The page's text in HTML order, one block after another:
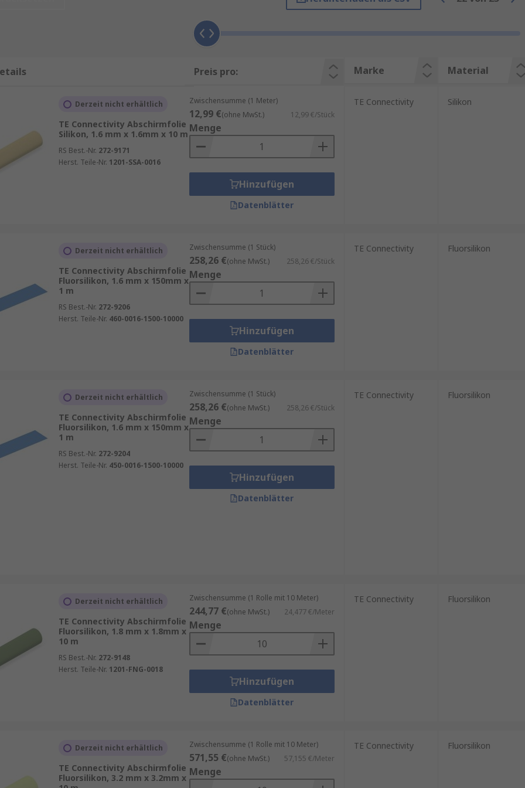
die elektromagnetische Felder absorbiert, reflektiert oder ableitet. Sie wird häufig aus
verkleben und an unterschiedlichste Formen anpassen.
dicht bepackten Schaltungen oder empfindlichen Sensoren.
Abschirmfolien eignen sich ideal zur Reduktion hochfrequenter Strahlung (z. B. WLAN,
Felder.
Prototyping oder Sanierung – Abschirmfolien sind universal einsetzbar und passen zu
Preis pro: Marke Material
Derzeit nicht erhältlich
TE Connectivity Abschirmfolie
Silikon, 1.6 mm x 1.6mm x 10 m
RS Best.-Nr. 272-9171
Herst. Teile-Nr. 1201-SSA-0016
Zwischensumme (1 Meter)
12,99 €(ohne MwSt.) 12,99 €/Stück
Menge
Hinzufügen
Datenblätter
TE Connectivity Silikon
Derzeit nicht erhältlich
TE Connectivity Abschirmfolie
Fluorsilikon, 1.6 mm x 150mm x
1 m
RS Best.-Nr. 272-9206
Herst. Teile-Nr. 460-0016-1500-10000
Zwischensumme (1 Stück)
258,26 €(ohne MwSt.) 258,26 €/Stück
Menge
Hinzufügen
Datenblätter
TE Connectivity Fluorsilikon
Derzeit nicht erhältlich
TE Connectivity Abschirmfolie
Fluorsilikon, 1.6 mm x 150mm x
1 m
RS Best.-Nr. 272-9204
Herst. Teile-Nr. 450-0016-1500-10000
Zwischensumme (1 Stück)
258,26 €(ohne MwSt.) 258,26 €/Stück
Menge
Hinzufügen
Datenblätter
TE Connectivity Fluorsilikon
Derzeit nicht erhältlich
TE Connectivity Abschirmfolie
Fluorsilikon, 1.8 mm x 1.8mm x
10 m
RS Best.-Nr. 272-9148
Herst. Teile-Nr. 1201-FNG-0018
Zwischensumme (1 Rolle mit 10 Meter)
244,77 €(ohne MwSt.) 24,477 €/Meter
Menge
Hinzufügen
Datenblätter
TE Connectivity Fluorsilikon
Derzeit nicht erhältlich
TE Connectivity Abschirmfolie
Fluorsilikon, 3.2 mm x 3.2mm x
Zwischensumme (1 Rolle mit 10 Meter)
571,55 €(ohne MwSt.) 57,155 €/Meter
Menge
TE Connectivity Fluorsilikon